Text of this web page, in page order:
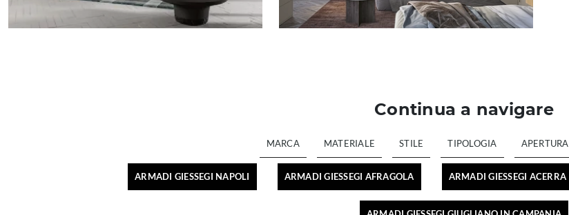
Continua a navigare
MARCA MATERIALE STILE TIPOLOGIA APERTURA
ARMADI GIESSEGI NAPOLI ARMADI GIESSEGI AFRAGOLA ARMADI GIESSEGI ACERRA